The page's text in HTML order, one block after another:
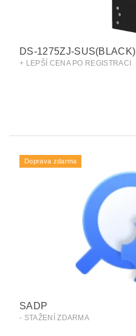
DS-1275ZJ-SUS(BLACK)
+ LEPŠÍ CENA PO REGISTRACI
Doprava zdarma
SADP
- STAŽENÍ ZDARMA